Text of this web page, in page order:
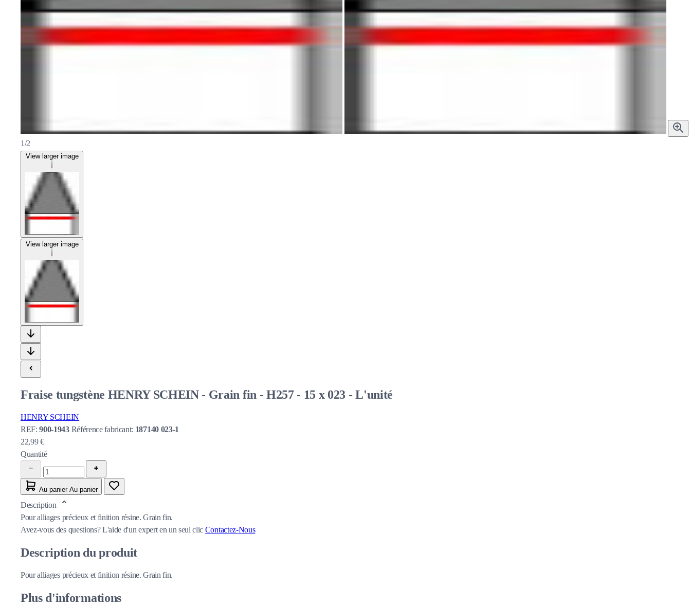
1/2
View larger image
View larger image
Fraise tungstène HENRY SCHEIN - Grain fin - H257 - 15 x 023 - L'unité
HENRY SCHEIN
REF:900-1943 Référence fabricant: 187140 023-1
22,99 €
Quantité
Au panier Au panier
Description
Pour alliages précieux et finition résine. Grain fin.
Avez-vous des questions?L'aide d'un expert en un seul clic Contactez-Nous
Description du produit
Pour alliages précieux et finition résine. Grain fin.
Plus d'informations